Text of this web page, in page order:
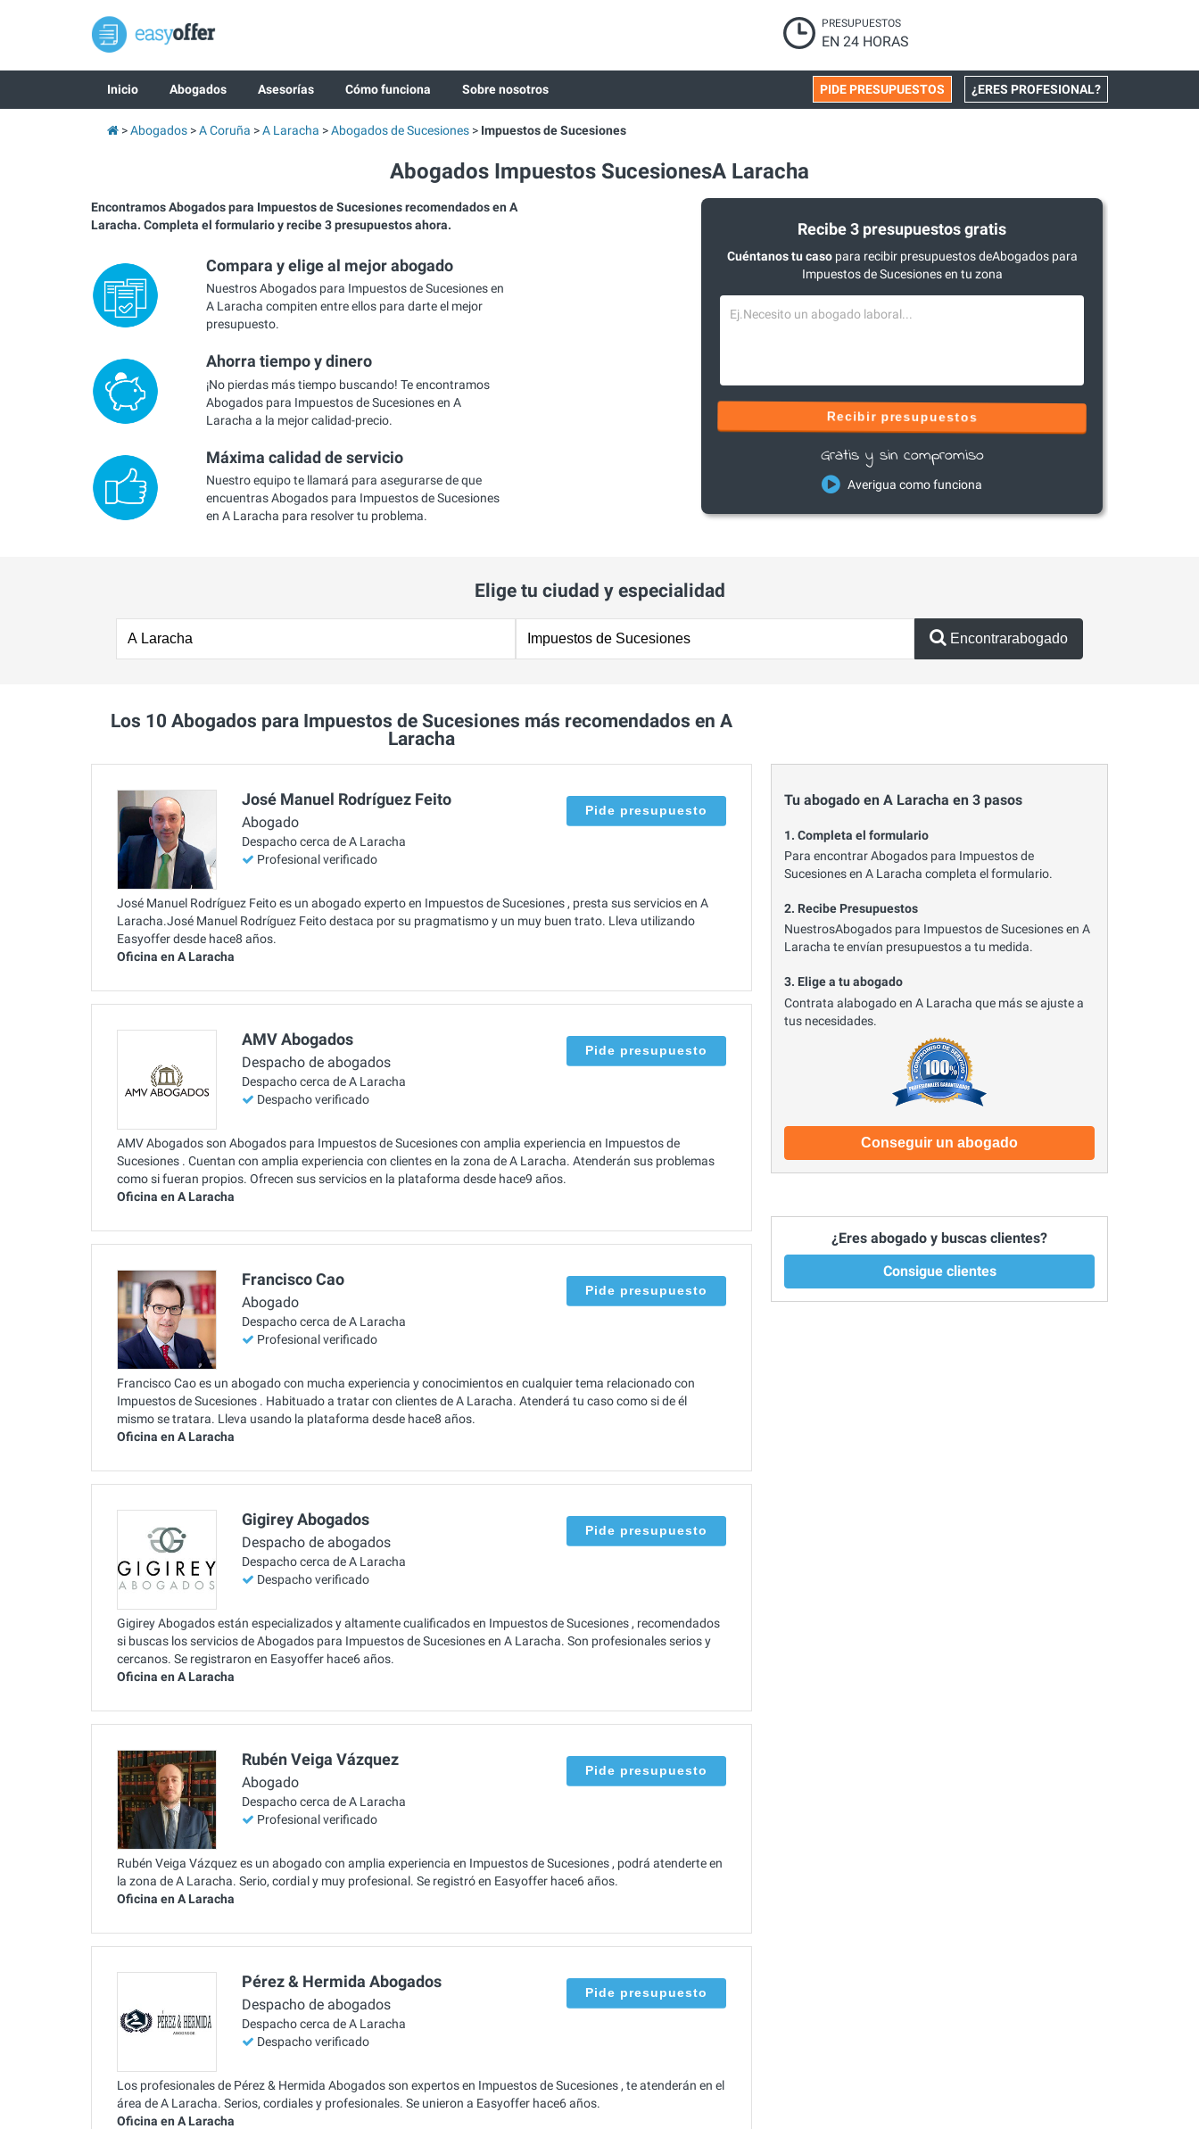
PRESUPUESTOS
EN 24 HORAS
Inicio Abogados Asesorías Cómo funciona Sobre nosotros ¿ERES PROFESIONAL?
PIDE PRESUPUESTOS
Abogados A Coruña A Laracha Abogados de Sucesiones Impuestos de Sucesiones
Abogados Impuestos SucesionesA Laracha
Encontramos Abogados para Impuestos de Sucesiones recomendados en A
Laracha. Completa el formulario y recibe 3 presupuestos ahora.
Compara y elige al mejor abogado
Nuestros Abogados para Impuestos de Sucesiones en
A Laracha compiten entre ellos para darte el mejor
presupuesto.
Ahorra tiempo y dinero
¡No pierdas más tiempo buscando! Te encontramos
Abogados para Impuestos de Sucesiones en A
Laracha a la mejor calidad-precio.
Máxima calidad de servicio
Nuestro equipo te llamará para asegurarse de que
encuentras Abogados para Impuestos de Sucesiones
en A Laracha para resolver tu problema.
Recibe 3 presupuestos gratis
Cuéntanos tu casopara recibir presupuestos deAbogados para
Impuestos de Sucesiones en tu zona
Recibir presupuestos
Gratis y sin compromiso
Averigua como funciona
Elige tu ciudad y especialidad
Encontrarabogado
Los 10 Abogados para Impuestos de Sucesiones más recomendados en A
Laracha
José Manuel Rodríguez Feito
Abogado
Despacho cerca de A Laracha
Profesional verificado
Pide presupuesto
José Manuel Rodríguez Feito es un abogado experto en Impuestos de Sucesiones , presta sus servicios en A
Laracha.José Manuel Rodríguez Feito destaca por su pragmatismo y un muy buen trato. Lleva utilizando
Easyoffer desde hace8 años.
Oficina en A Laracha
AMV Abogados
Despacho de abogados
Despacho cerca de A Laracha
Despacho verificado
Pide presupuesto
AMV Abogados son Abogados para Impuestos de Sucesiones con amplia experiencia en Impuestos de
Sucesiones . Cuentan con amplia experiencia con clientes en la zona de A Laracha. Atenderán sus problemas
como si fueran propios. Ofrecen sus servicios en la plataforma desde hace9 años.
Oficina en A Laracha
Francisco Cao
Abogado
Despacho cerca de A Laracha
Profesional verificado
Pide presupuesto
Francisco Cao es un abogado con mucha experiencia y conocimientos en cualquier tema relacionado con
Impuestos de Sucesiones . Habituado a tratar con clientes de A Laracha. Atenderá tu caso como si de él
mismo se tratara. Lleva usando la plataforma desde hace8 años.
Oficina en A Laracha
Gigirey Abogados
Despacho de abogados
Despacho cerca de A Laracha
Despacho verificado
Pide presupuesto
Gigirey Abogados están especializados y altamente cualificados en Impuestos de Sucesiones , recomendados
si buscas los servicios de Abogados para Impuestos de Sucesiones en A Laracha. Son profesionales serios y
cercanos. Se registraron en Easyoffer hace6 años.
Oficina en A Laracha
Rubén Veiga Vázquez
Abogado
Despacho cerca de A Laracha
Profesional verificado
Pide presupuesto
Rubén Veiga Vázquez es un abogado con amplia experiencia en Impuestos de Sucesiones , podrá atenderte en
la zona de A Laracha. Serio, cordial y muy profesional. Se registró en Easyoffer hace6 años.
Oficina en A Laracha
Pérez & Hermida Abogados
Despacho de abogados
Despacho cerca de A Laracha
Despacho verificado
Pide presupuesto
Los profesionales de Pérez & Hermida Abogados son expertos en Impuestos de Sucesiones , te atenderán en el
área de A Laracha. Serios, cordiales y profesionales. Se unieron a Easyoffer hace6 años.
Oficina en A Laracha
Tu abogado en A Laracha en 3 pasos
1. Completa el formulario
Para encontrar Abogados para Impuestos de
Sucesiones en A Laracha completa el formulario.
2. Recibe Presupuestos
NuestrosAbogados para Impuestos de Sucesiones en A
Laracha te envían presupuestos a tu medida.
3. Elige a tu abogado
Contrata alabogado en A Laracha que más se ajuste a
tus necesidades.
Conseguir un abogado
¿Eres abogado y buscas clientes?
Consigue clientes